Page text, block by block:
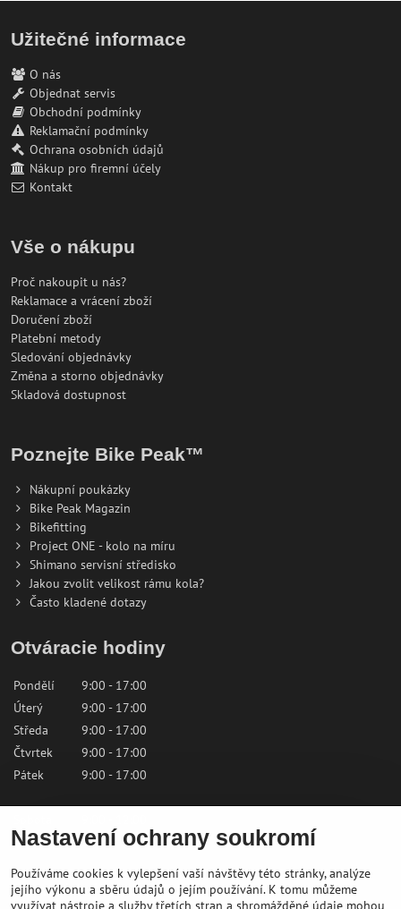
Užitečné informace
O nás
Objednat servis
Obchodní podmínky
Reklamační podmínky
Ochrana osobních údajů
Nákup pro firemní účely
Kontakt
Vše o nákupu
Proč nakoupit u nás?
Reklamace a vrácení zboží
Doručení zboží
Platební metody
Sledování objednávky
Změna a storno objednávky
Skladová dostupnost
Poznejte Bike Peak™
Nákupní poukázky
Bike Peak Magazin
Bikefitting
Project ONE - kolo na míru
Shimano servisní středisko
Jakou zvolit velikost rámu kola?
Často kladené dotazy
Otváracie hodiny
Pondělí
9:00 - 17:00
Úterý
9:00 - 17:00
Středa
9:00 - 17:00
Čtvrtek
9:00 - 17:00
Pátek
9:00 - 17:00
Neděle
Zavřeno
Kontaktujte nás
Nastavení ochrany soukromí
Používáme cookies k vylepšení vaší návštěvy této stránky, analýze
jejího výkonu a sběru údajů o jejím používání. K tomu můžeme
využívat nástroje a služby třetích stran a shromážděné údaje mohou